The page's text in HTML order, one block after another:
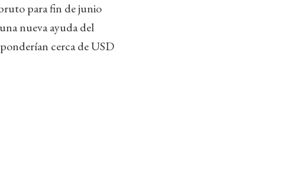
para fin de junio
nueva ayuda del
cerca de USD